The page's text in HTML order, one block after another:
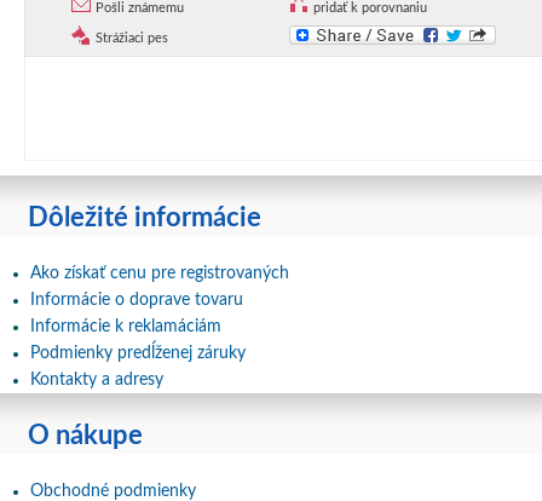
Pošli známemu pridať k porovnaniu
Strážiaci pes
Dôležité informácie
Ako získať cenu pre registrovaných
Informácie o doprave tovaru
Informácie k reklamáciám
Podmienky predĺženej záruky
Kontakty a adresy
O nákupe
Obchodné podmienky